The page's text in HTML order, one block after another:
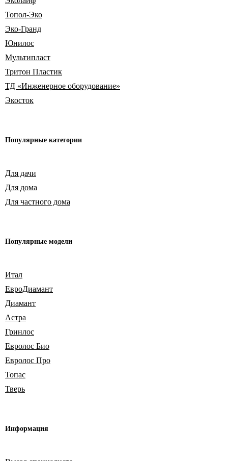
Топол-Эко
Эко-Гранд
Юнилос
Мультипласт
Тритон Пластик
ТД «Инженерное оборудование»
Экосток
Популярные категории
Для дачи
Для дома
Для частного дома
Популярные модели
Итал
ЕвроДиамант
Диамант
Астра
Гринлос
Евролос Био
Евролос Про
Топас
Тверь
Информация